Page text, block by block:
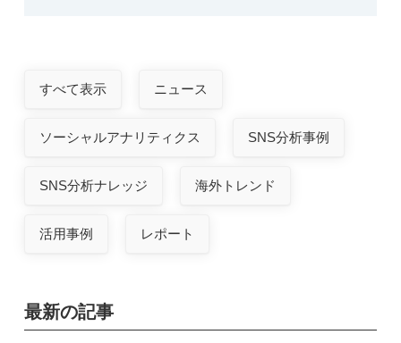
すべて表示 ニュース
ソーシャルアナリティクス SNS分析事例
SNS分析ナレッジ 海外トレンド
活用事例 レポート
最新の記事